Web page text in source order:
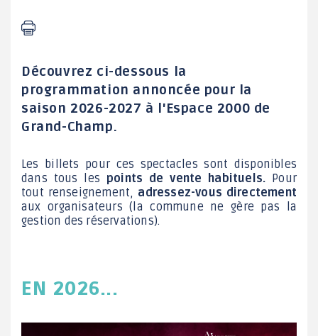
Découvrez ci-dessous la
programmation annoncée pour la
saison 2026-2027 à l'Espace 2000 de
Grand-Champ.
Les billets pour ces spectacles sont disponibles
dans tous les points de vente habituels. Pour
tout renseignement, adressez-vous directement
aux organisateurs (la commune ne gère pas la
gestion des réservations).
EN 2026...